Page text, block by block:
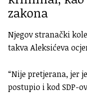
zakona
Njegov stranački
takva Aleksićeva
“Nije pretjerana, jer
postupio i kod SDP-